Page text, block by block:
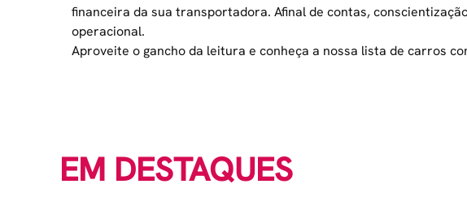
financeira da sua transportadora. Afinal de contas,
operacional.
Aproveite o gancho da leitura e conheça a nossa lista de carros
EM DESTAQUES